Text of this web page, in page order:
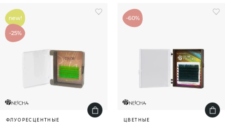
new!
-25%
ФЛУОРЕСЦЕНТНЫЕ
-60%
ЦВЕТНЫЕ